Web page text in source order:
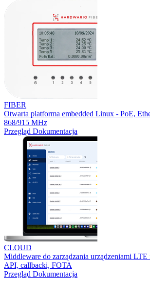
FIBER
Otwarta platforma embedded Linux - PoE,
868/915 MHz
Przegląd Dokumentacja
CLOUD
Middleware do zarządzania urządzeniami
API, callbacki, FOTA
Przegląd Dokumentacja